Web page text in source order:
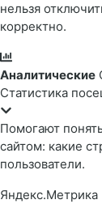
нельзя
корректно.
Аналитические
Статистика
Помогают
сайтом: какие
пользователи.
Яндекс.Метрика